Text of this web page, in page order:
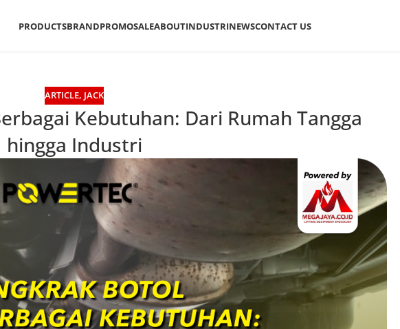
PRODUCTSBRANDPROMOSALEABOUTINDUSTRINEWSCONTACT US
ARTICLE, JACK
Kebutuhan: Dari Rumah Tangga
hingga Industri